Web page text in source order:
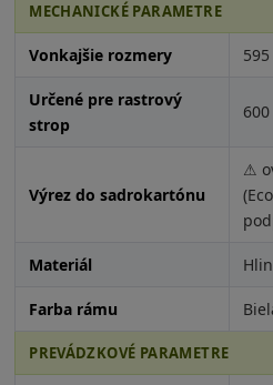
MECHANICKÉ PARAMETRE
Vonkajšie rozmery
Určené pre rastrový
strop
Výrez do sadrokartónu
⚠
Materiál
Farba rámu
PREVÁDZKOVÉ PARAMETRE